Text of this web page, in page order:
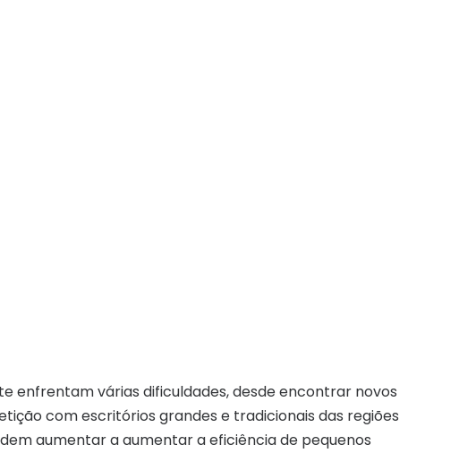
enfrentam várias dificuldades, desde encontrar novos
com escritórios grandes e tradicionais das regiões
aumentar a aumentar a eficiência de pequenos